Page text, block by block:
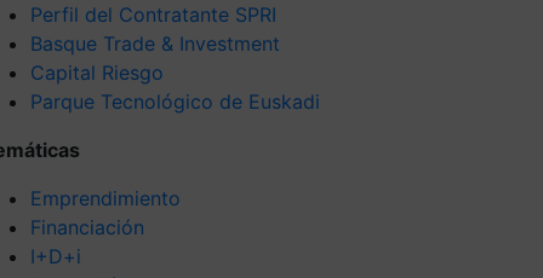
Perfil del Contratante SPRI
Basque Trade & Investment
Capital Riesgo
Parque Tecnológico de Euskadi
Emprendimiento
Financiación
I+D+i